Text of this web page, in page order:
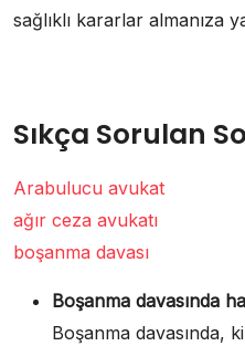
sağlıklı kararlar almanıza
Sıkça Sorulan
Arabulucu avukat
ağır ceza avukatı
boşanma davası
Boşanma davasında
Boşanma davasında,